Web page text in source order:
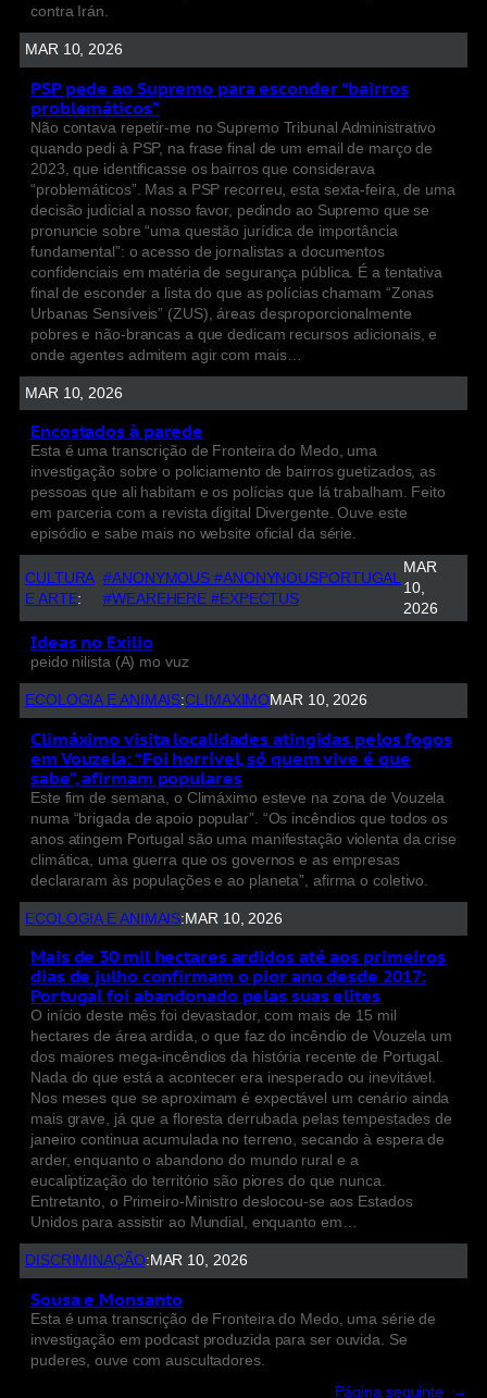
contra Irán.
MAR 10, 2026
PSP pede ao Supremo para esconder “bairros
problemáticos”
Não contava repetir-me no Supremo Tribunal Administrativo
quando pedi à PSP, na frase final de um email de março de
2023, que identificasse os bairros que considerava
“problemáticos”. Mas a PSP recorreu, esta sexta-feira, de uma
decisão judicial a nosso favor, pedindo ao Supremo que se
pronuncie sobre “uma questão jurídica de importância
fundamental”: o acesso de jornalistas a documentos
confidenciais em matéria de segurança pública. É a tentativa
final de esconder a lista do que as polícias chamam “Zonas
Urbanas Sensíveis” (ZUS), áreas desproporcionalmente
pobres e não-brancas a que dedicam recursos adicionais, e
onde agentes admitem agir com mais…
MAR 10, 2026
Encostados à parede
Esta é uma transcrição de Fronteira do Medo, uma
investigação sobre o policiamento de bairros guetizados, as
pessoas que ali habitam e os polícias que lá trabalham. Feito
em parceria com a revista digital Divergente. Ouve este
episódio e sabe mais no website oficial da série.
CULTURA
E ARTE:
#ANONYMOUS #ANONYNOUSPORTUGAL
#WEAREHERE #EXPECTUS
MAR
10,
2026
Ideas no Exilio
peido nilista (A) mo vuz
ECOLOGIA E ANIMAIS:CLIMAXIMOMAR 10, 2026
Climáximo visita localidades atingidas pelos fogos
em Vouzela: “Foi horrível, só quem vive é que
sabe”, afirmam populares
Este fim de semana, o Climáximo esteve na zona de Vouzela
numa “brigada de apoio popular”. “Os incêndios que todos os
anos atingem Portugal são uma manifestação violenta da crise
climática, uma guerra que os governos e as empresas
declararam às populações e ao planeta”, afirma o coletivo.
ECOLOGIA E ANIMAIS: MAR 10, 2026
Mais de 30 mil hectares ardidos até aos primeiros
dias de julho confirmam o pior ano desde 2017:
Portugal foi abandonado pelas suas elites
O início deste mês foi devastador, com mais de 15 mil
hectares de área ardida, o que faz do incêndio de Vouzela um
dos maiores mega-incêndios da história recente de Portugal.
Nada do que está a acontecer era inesperado ou inevitável.
Nos meses que se aproximam é expectável um cenário ainda
mais grave, já que a floresta derrubada pelas tempestades de
janeiro continua acumulada no terreno, secando à espera de
arder, enquanto o abandono do mundo rural e a
eucaliptização do território são piores do que nunca.
Entretanto, o Primeiro-Ministro deslocou-se aos Estados
Unidos para assistir ao Mundial, enquanto em…
DISCRIMINAÇÃO: MAR 10, 2026
Sousa e Monsanto
Esta é uma transcrição de Fronteira do Medo, uma série de
investigação em podcast produzida para ser ouvida. Se
puderes, ouve com auscultadores.
Página seguinte →